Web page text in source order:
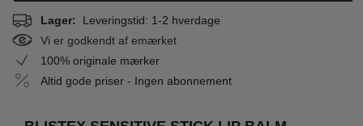
Lager: Leveringstid: 1-2 hverdage
Vi er godkendt af emærket
100% originale mærker
Altid gode priser - Ingen abonnement